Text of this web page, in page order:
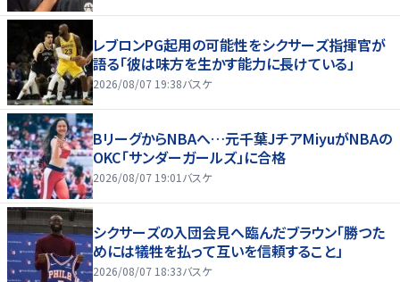
レブロンPG起用の可能性をシクサーズ指揮官が
語る「彼は味方を生かす能力に長けている」
2026/08/07 19:38バスケ
BリーグからNBAへ…元千葉JチアMiyuがNBAの
OKC「サンダーガールズ」に合格
2026/08/07 19:01 バスケ
シクサーズの入団会見へ臨んだブラウン「勝つた
めには犠牲を払って互いを信頼すること」
2026/08/07 18:33バスケ